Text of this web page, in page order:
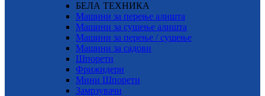
БЕЛА ТЕХНИКА
Машини за перење алишта
Машини за сушење алишта
Машини за перење / сушење
Машини за садови
Шпорети
Фрижидери
Мини Шпорети
Замрзувачи